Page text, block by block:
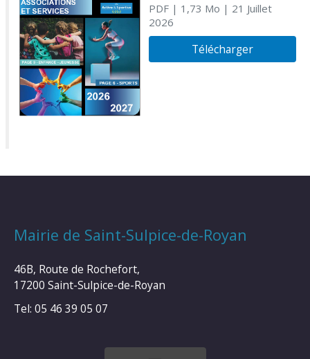
PDF| 1,73 Mo | 21 Juillet
2026
Télécharger
Mairie de Saint-Sulpice-de-Royan
46B, Route de Rochefort,
17200 Saint-Sulpice-de-Royan
Tel: 05 46 39 05 07